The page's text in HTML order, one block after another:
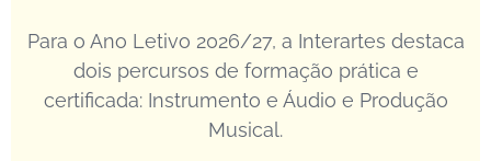
Para o Ano Letivo 2026/27, a Interartes destaca
dois percursos de formação prática e
certificada: Instrumento e Áudio e Produção
Musical.